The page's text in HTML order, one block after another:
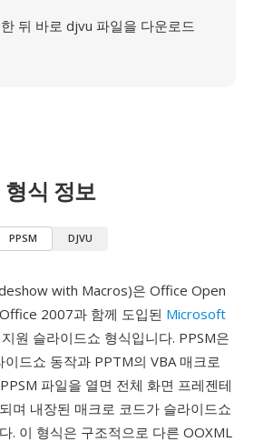
뒤 바로 djvu 파일을 다운로드
형식 정보
PPSM DJVU
with Macros)은 Office Open
2007과 함께 도입된 Microsoft
원 슬라이드쇼 형식입니다. PPSM은
이드쇼 동작과 PPTM의 VBA 매크로
파일을 열면 전체 화면 프레젠테
며 내장된 매크로 코드가 슬라이드쇼
. 이 형식은 구조적으로 다른 OOXML